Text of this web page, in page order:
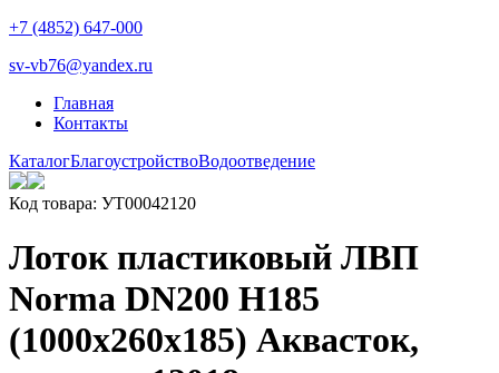
+7 (4852) 647-000
sv-vb76@yandex.ru
Главная
Контакты
КаталогБлагоустройствоВодоотведение
Код товара: УТ00042120
Лоток пластиковый ЛВП
Norma DN200 H185
(1000x260x185) Аквасток,